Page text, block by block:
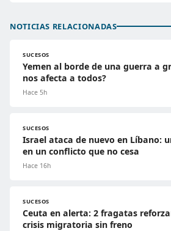
NOTICIAS RELACIONADAS
SUCESOS
Yemen al borde de una guerra a
nos afecta a todos?
Hace 5h
SUCESOS
Israel ataca de nuevo en Líbano:
en un conflicto que no cesa
Hace 16h
SUCESOS
Ceuta en alerta: 2 fragatas
crisis migratoria sin freno